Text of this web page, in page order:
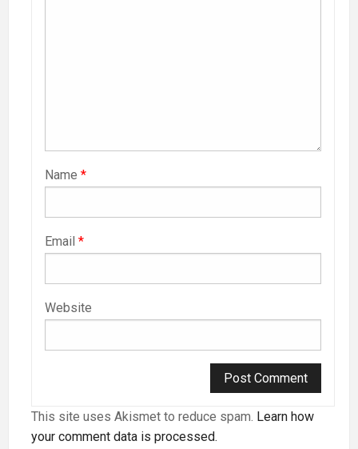
Name *
Email *
Website
This site uses Akismet to reduce spam. Learn how
your comment data is processed.